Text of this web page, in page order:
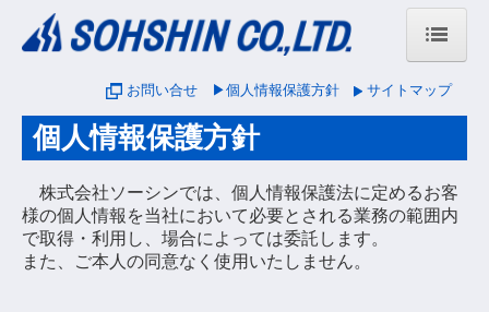
会社案内
社長メッセージ
調達方針
お問い合せ ▶個人情報保護方針 サイトマップ
個人情報保護方針
株式会社ソーシンでは、個人情報保護法に定めるお客
様の個人情報を当社において必要とされる業務の範囲内
で取得・利用し、場合によっては委託します。
また、ご本人の同意なく使用いたしません。